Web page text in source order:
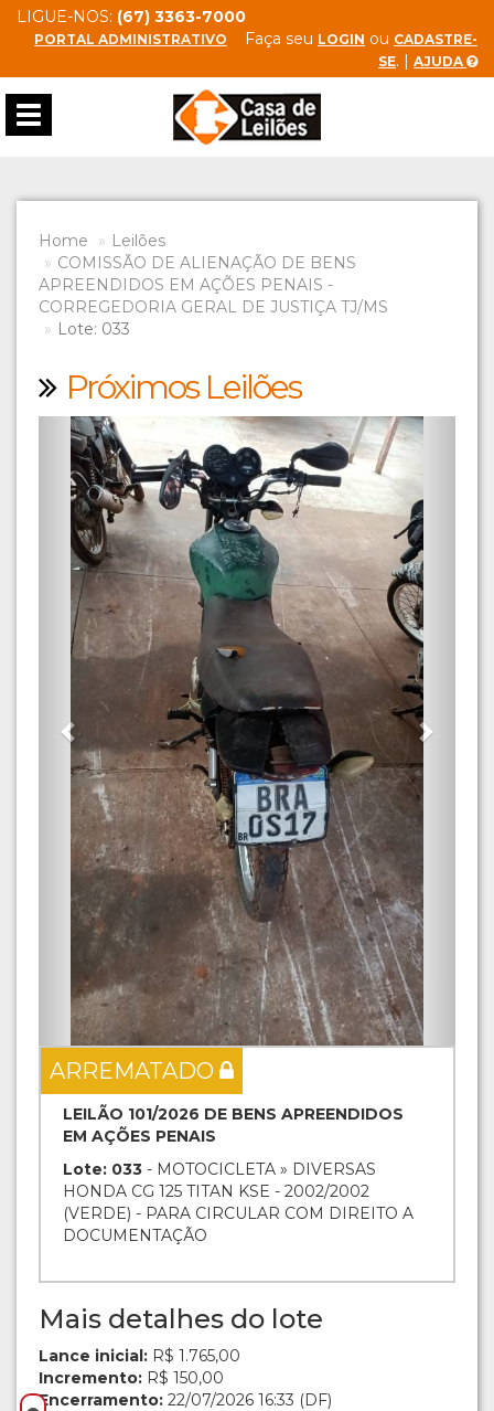
LIGUE-NOS: (67) 3363-7000
PORTAL ADMINISTRATIVO Faça seu LOGIN ou CADASTRE-
SE. | AJUDA
Toggle
navigation
Home
Leilões
COMISSÃO DE ALIENAÇÃO DE BENS
APREENDIDOS EM AÇÕES PENAIS -
CORREGEDORIA GERAL DE JUSTIÇA TJ/MS
Lote: 033
Próximos Leilões
Previous Next
ARREMATADO
LEILÃO 101/2026 DE BENS APREENDIDOS
EM AÇÕES PENAIS
Lote: 033 - MOTOCICLETA » DIVERSAS
HONDA CG 125 TITAN KSE - 2002/2002
(VERDE) - PARA CIRCULAR COM DIREITO A
DOCUMENTAÇÃO
Mais detalhes do lote
Lance inicial: R$ 1.765,00
Incremento: R$ 150,00
Encerramento: 22/07/2026 16:33 (DF)